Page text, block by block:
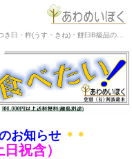
お知らせ ＊＊
日祝含）